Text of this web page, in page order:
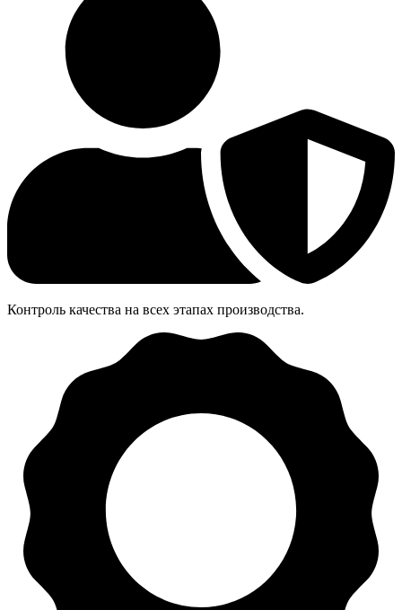
Контроль качества на всех этапах производства.